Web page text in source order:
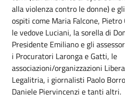
alla violenza contro le donne) e
ospiti come Maria Falcone, Pietro
le vedove Luciani, la sorella di
Presidente Emiliano e gli
i Procuratori Laronga e Gatti, le
associazioni/organizzazioni
Legalitria, i giornalisti Paolo
Daniele Piervincenzi e tanti altri.